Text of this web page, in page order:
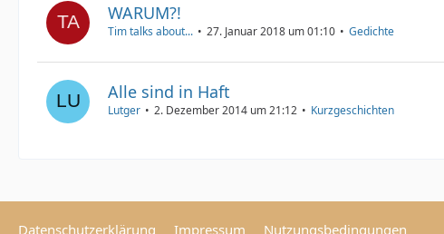
WARUM?!
Tim talks about... 27. Januar 2018 um 01:10 Gedichte
Alle sind in Haft
Lutger 2. Dezember 2014 um 21:12 Kurzgeschichten
Datenschutzerklärung Impressum Nutzungsbedingungen